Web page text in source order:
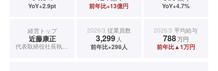
YoY+2.9pt 前年比+13億円 YoY+4.7%
経営トップ
近藤康正
2026/3 従業員数
3,299 人
前年比+298人
2026/3 平均給与
788万円
前年比▲1万円